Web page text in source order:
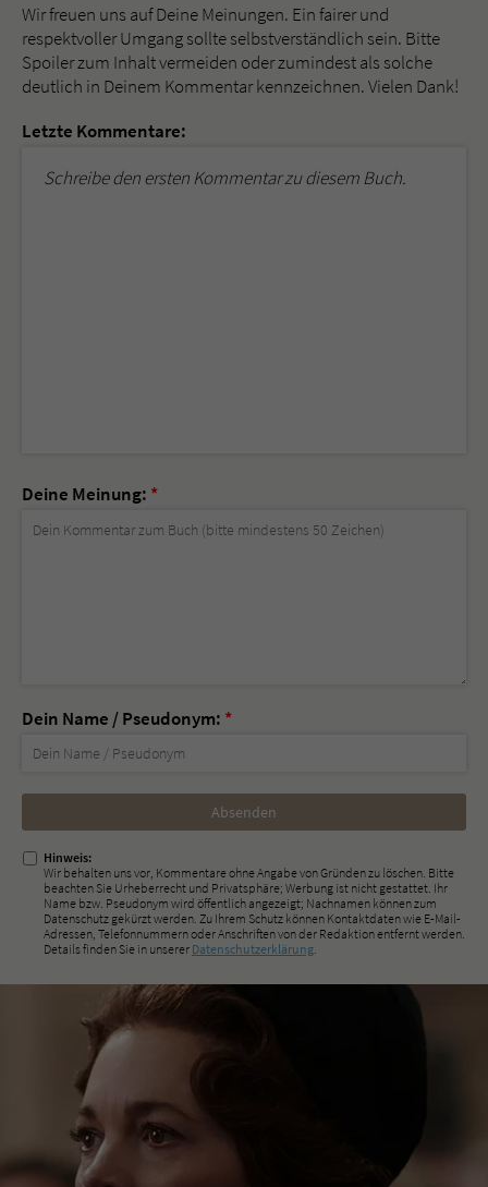
Wir freuen uns auf Deine Meinungen. Ein fairer und
respektvoller Umgang sollte selbstverständlich sein. Bitte
Spoiler zum Inhalt vermeiden oder zumindest als solche
deutlich in Deinem Kommentar kennzeichnen. Vielen Dank!
Letzte Kommentare:
Schreibe den ersten Kommentar zu diesem Buch.
Deine Meinung: *
Dein Name / Pseudonym: *
Nicht
ausfüllen!
Hinweis:
Wir behalten uns vor, Kommentare ohne Angabe von Gründen zu löschen. Bitte
beachten Sie Urheberrecht und Privatsphäre; Werbung ist nicht gestattet. Ihr
Name bzw. Pseudonym wird öffentlich angezeigt; Nachnamen können zum
Datenschutz gekürzt werden. Zu Ihrem Schutz können Kontaktdaten wie E-Mail-
Adressen, Telefonnummern oder Anschriften von der Redaktion entfernt werden.
Details finden Sie in unserer Datenschutzerklärung